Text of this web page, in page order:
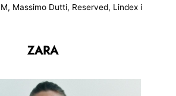
Massimo Dutti, Reserved, Lindex i
ZARA